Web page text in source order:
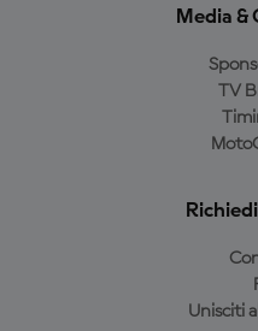
Media &
TV
Unisciti